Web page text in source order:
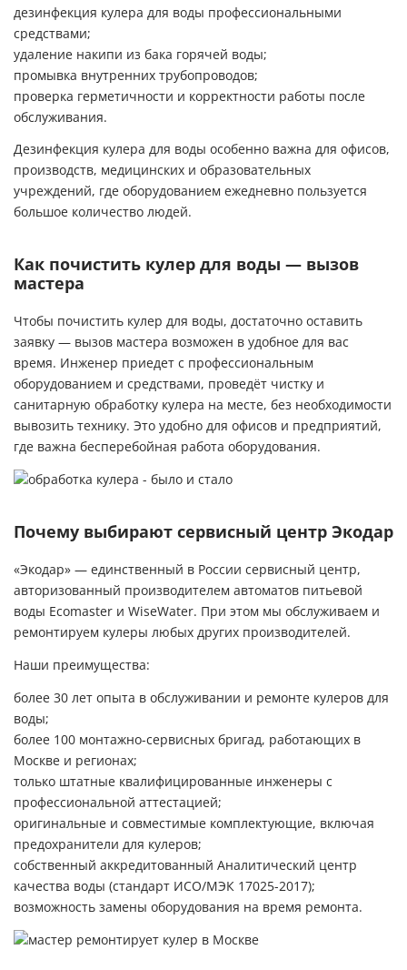
дезинфекция кулера для воды профессиональными
средствами;
удаление накипи из бака горячей воды;
промывка внутренних трубопроводов;
проверка герметичности и корректности работы после
обслуживания.
Дезинфекция кулера для воды особенно важна для офисов,
производств, медицинских и образовательных
учреждений, где оборудованием ежедневно пользуется
большое количество людей.
Как почистить кулер для воды — вызов
мастера
Чтобы почистить кулер для воды, достаточно оставить
заявку — вызов мастера возможен в удобное для вас
время. Инженер приедет с профессиональным
оборудованием и средствами, проведёт чистку и
санитарную обработку кулера на месте, без необходимости
вывозить технику. Это удобно для офисов и предприятий,
где важна бесперебойная работа оборудования.
Почему выбирают сервисный центр Экодар
«Экодар» — единственный в России сервисный центр,
авторизованный производителем автоматов питьевой
воды Ecomaster и WiseWater. При этом мы обслуживаем и
ремонтируем кулеры любых других производителей.
Наши преимущества:
более 30 лет опыта в обслуживании и ремонте кулеров для
воды;
более 100 монтажно-сервисных бригад, работающих в
Москве и регионах;
только штатные квалифицированные инженеры с
профессиональной аттестацией;
оригинальные и совместимые комплектующие, включая
предохранители для кулеров;
собственный аккредитованный Аналитический центр
качества воды (стандарт ИСО/МЭК 17025-2017);
возможность замены оборудования на время ремонта.